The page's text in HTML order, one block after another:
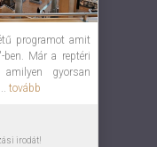
programot amit
Már a reptéri
gyorsan
tovább
irodát!